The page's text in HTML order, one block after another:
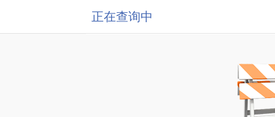
正在查询中